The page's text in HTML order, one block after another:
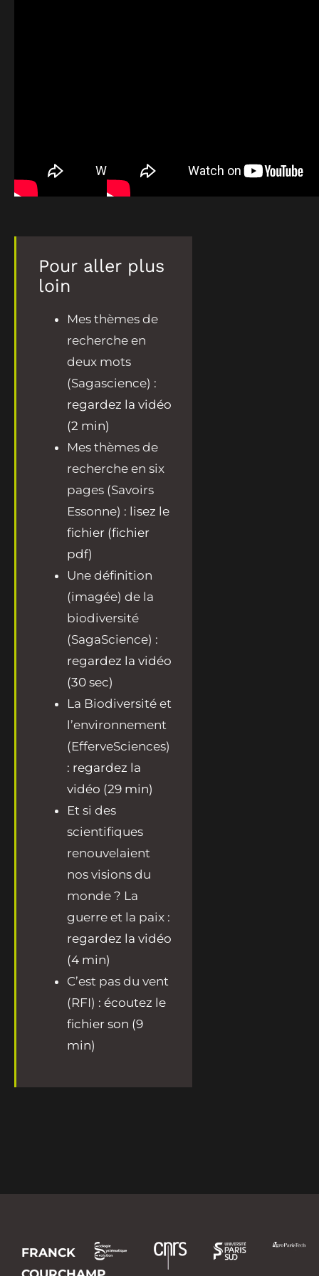
Pour aller plus
loin
Mes thèmes de
recherche en
deux mots
(Sagascience) :
regardez la vidéo
(2 min)
Mes thèmes de
recherche en six
pages (Savoirs
Essonne) : lisez le
fichier (fichier
pdf)
Une définition
(imagée) de la
biodiversité
(SagaScience) :
regardez la vidéo
(30 sec)
La Biodiversité et
l’environnement
(EfferveSciences)
: regardez la
vidéo (29 min)
Et si des
scientifiques
renouvelaient
nos visions du
monde ? La
guerre et la paix :
regardez la vidéo
(4 min)
C’est pas du vent
(RFI) : écoutez le
fichier son (9
min)
FRANCK